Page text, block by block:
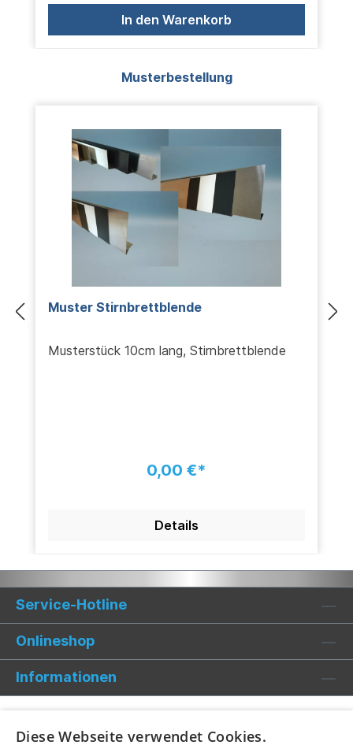
In den Warenkorb
Produktgalerie überspringen
Musterbestellung
Muster Stirnbrettblende
Musterstück 10cm lang, Stirnbrettblende
0,00 €*
Details
Service-Hotline
Onlineshop
Informationen
Diese Webseite verwendet Cookies.